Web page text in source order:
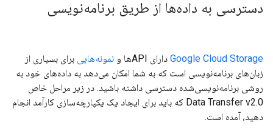
دسترسی به داده‌ها از طریق برنامه‌نویسی
Google Cloud Storage دارای APIها و نمونه‌هایی برای بسیاری از
زبان‌های برنامه‌نویسی است که به شما امکان می‌دهد به داده‌های خود به
روشی برنامه‌نویسی‌شده دسترسی داشته باشید. در زیر مراحل خاص
Data Transfer v2.0 که باید برای ایجاد یک یکپارچه‌سازی کارآمد انجام
دهید، آمده است.